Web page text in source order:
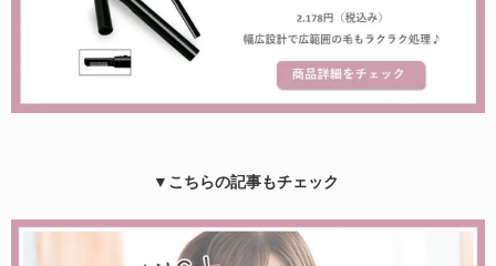
▼こちらの記事もチェック